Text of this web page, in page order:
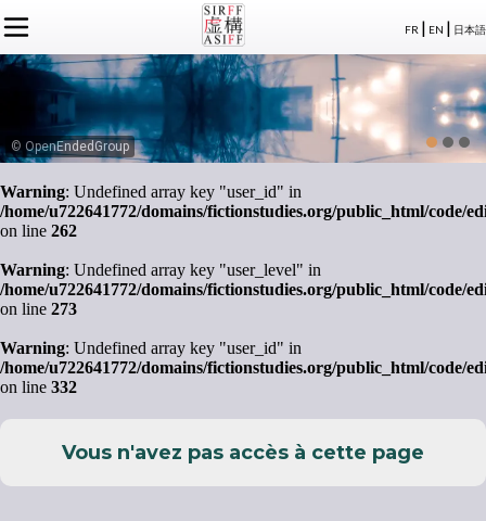
FR | EN | 日本語
L'ASSOCIATION
À PROPOS
ADHÉSION
ACTUALITÉS SIRFF
NOS CONGRÈS
SÉMINAIRES
ACTUALITÉS SUR LA FICTION
ÉVÉNEMENTS
MEMBRES
LE CONSEIL D’ADMINISTRATION
MEMBRES FONDATEURS
© OpenEndedGroup
Warning: Undefined array key "user_id" in
/home/u722641772/domains/fictionstudies.org/public_html/code/
on line 262
Warning: Undefined array key "user_level" in
/home/u722641772/domains/fictionstudies.org/public_html/code/
on line 273
Warning: Undefined array key "user_id" in
/home/u722641772/domains/fictionstudies.org/public_html/code/
on line 332
Vous n'avez pas accès à cette page